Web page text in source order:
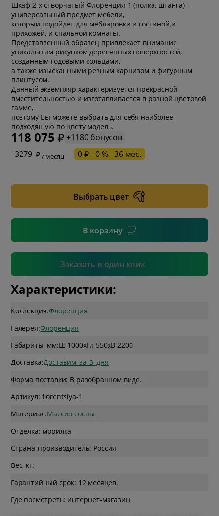
Шкаф 2-х створчатый Флоренция-1 (полка, штанга) -
универсальный предмет мебели,
который подойдет для меблировки и гостиной,и
прихожей, и спальной комнаты.
Представленный образец привлекает внимание
уникальным рисунком деревянных поверхностей,
созданным годовыми кольцами,
а также изысканными резным карнизом и фигурным
плинтусом.
Данный экземпляр характеризуется прекрасной
вместительностью и изготавливается в разной цветовой
гамме,
поэтому Вы можете выбрать для себя наиболее
подходящую по цвету модель.
118 075
+1180 бонусов
3279
/ месяц 0 ₽ - 0 % - 36 мес.
Выбрать цвет
В корзину
Заказать в один клик
* обязательное поле
Подтвердить
Характеристики:
Коллекция:Флоренция
Галерея:Флоренция
Габариты, мм:Ш 1000xГл 550xВ 2200
Доставка:Доставим_за_3_дня
Форма поставки: В разобранном виде.
Артикул: florentsiya-1
Материал:Массив сосны
Отделка: морилка
Страна-производитель: Россия
Вес, кг:
Гарантийный срок: 12 месяцев.
Где посмотреть: интернет-магазин